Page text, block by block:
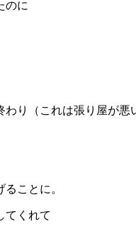
のに
わり（これは張り屋が悪
ことに。
てくれて